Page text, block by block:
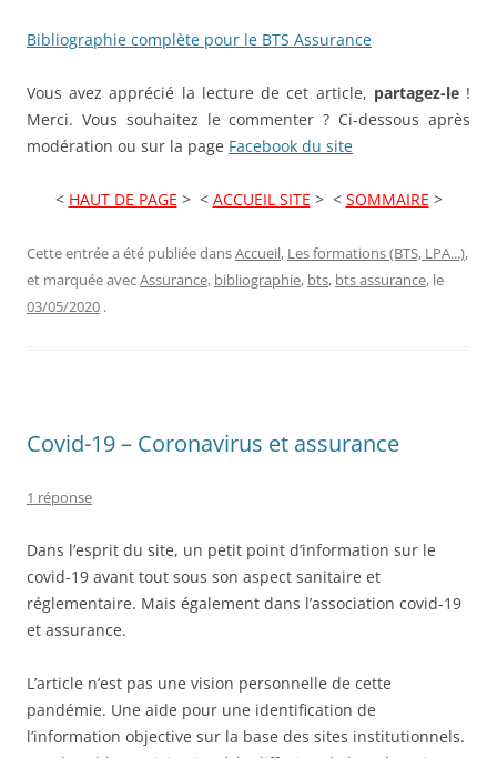
Bibliographie complète pour le BTS Assurance
Vous avez apprécié la lecture de cet article, partagez-le!
Merci. Vous souhaitez le commenter ? Ci-dessous après
modération ou sur la page Facebook du site
< HAUT DE PAGE > < ACCUEIL SITE > < SOMMAIRE >
Cette entrée a été publiée dansAccueil, Les formations (BTS, LPA...),
et marquée avecAssurance, bibliographie, bts, bts assurance, le
03/05/2020 .
Covid-19 – Coronavirus et assurance
1 réponse
Dans l’esprit du site, un petit point d’information sur le
covid-19 avant tout sous son aspect sanitaire et
réglementaire. Mais également dans l’association covid-19
et assurance.
L’article n’est pas une vision personnelle de cette
pandémie. Une aide pour une identification de
l’information objective sur la base des sites institutionnels.